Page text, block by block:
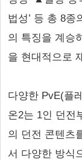
법성’ 등 총 8
의 특징을 계승
을 현대적으로
다양한 PvE(플
온2는 1인 던전
의 던전 콘텐츠
서 다양한 방식